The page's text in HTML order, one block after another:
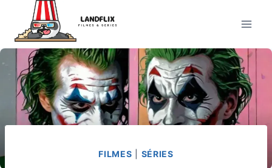
Conteúdo
FILMES SÉRIES